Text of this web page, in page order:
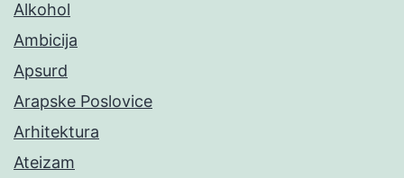
Alkohol
Ambicija
Apsurd
Arapske Poslovice
Arhitektura
Ateizam